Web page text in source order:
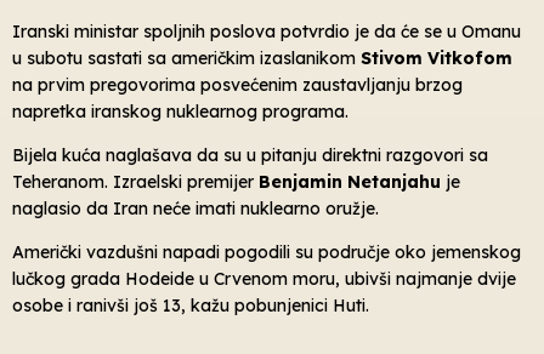
Iranski ministar spoljnih poslova potvrdio je da će se u Omanu
u subotu sastati sa američkim izaslanikom Stivom Vitkofom
na prvim pregovorima posvećenim zaustavljanju brzog
napretka iranskog nuklearnog programa.
Bijela kuća naglašava da su u pitanju direktni razgovori sa
Teheranom. Izraelski premijer Benjamin Netanjahu je
naglasio da Iran neće imati nuklearno oružje.
Američki vazdušni napadi pogodili su područje oko jemenskog
lučkog grada Hodeide u Crvenom moru, ubivši najmanje dvije
osobe i ranivši još 13, kažu pobunjenici Huti.